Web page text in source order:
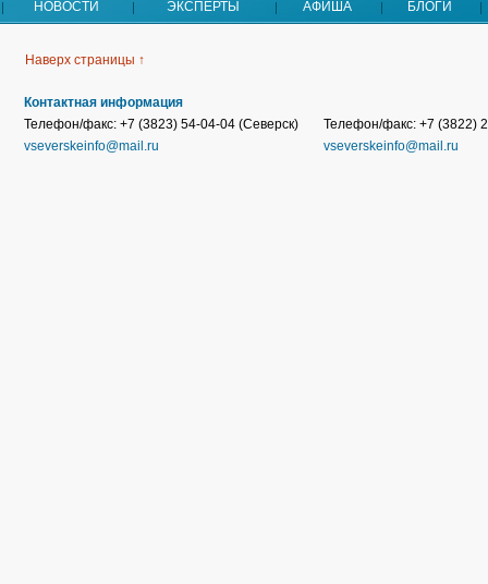
НОВОСТИ ЭКСПЕРТЫ АФИША БЛОГИ
Наверх страницы ↑
Контактная информация
Телефон/факс: +7 (3823) 54-04-04 (Северск)
vseverskeinfo@mail.ru
Телефон/факс: +7 (3822)
vseverskeinfo@mail.ru